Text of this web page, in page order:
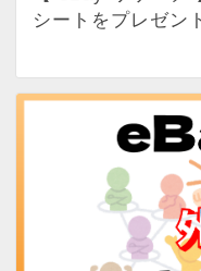
シートをプレゼン